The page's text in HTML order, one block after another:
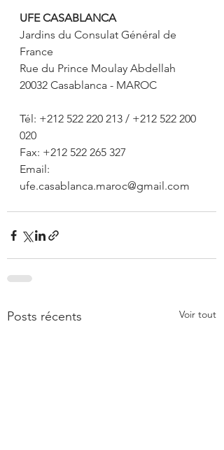
UFE CASABLANCA
Jardins du Consulat Général de
France
Rue du Prince Moulay Abdellah
20032 Casablanca - MAROC
Tél: +212 522 220 213 / +212 522 200
020
Fax: +212 522 265 327
Email:
ufe.casablanca.maroc@gmail.com
Posts récents Voir tout